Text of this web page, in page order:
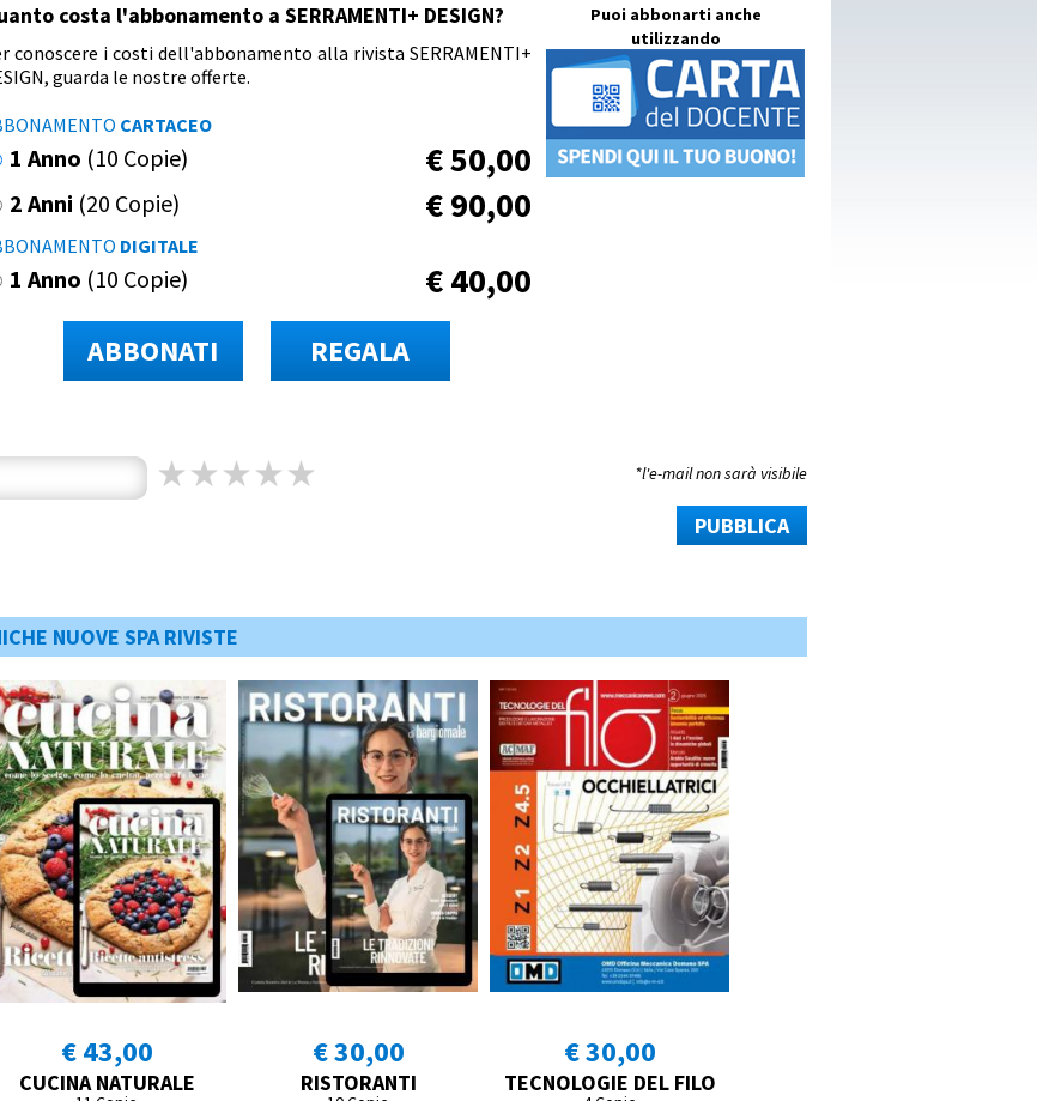
costa l'abbonamento a SERRAMENTI+ DESIGN?
conoscere i costi dell'abbonamento alla rivista SERRAMENTI+
guarda le nostre offerte.
CARTACEO
1 Anno (10 Copie) €50,00
2 Anni (20 Copie) €90,00
DIGITALE
1 Anno (10 Copie) €40,00
ABBONATI REGALA
Puoi abbonarti anche
utilizzando
*l'e-mail non sarà visibile
PUBBLICA
NUOVE SPA RIVISTE
€ 43,00
CUCINA NATURALE
€ 30,00
RISTORANTI
€ 30,00
TECNOLOGIE DEL FILO